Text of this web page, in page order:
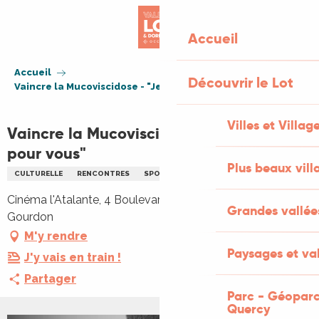
Accueil
Découvrir le Lot
Villes et
Plus beaux
Grandes
Paysages et
Parc -
Quercy
Accueil
Vaincre la Mucoviscidose - "Je souffle pour vous"
Vaincre la Mucoviscidose - "Je souffle
pour vous"
CULTURELLE RENCONTRES SPORT
Cinéma l'Atalante, 4 Boulevard des Martyrs, 46300
Gourdon
M'y rendre
J'y vais en train !
Partager